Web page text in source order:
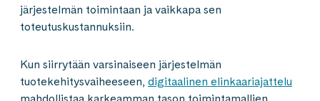
järjestelmän toimintaan ja vaikkapa sen
toteutuskustannuksiin.
Kun siirrytään varsinaiseen järjestelmän
tuotekehitysvaiheeseen, digitaalinen elinkaariajattelu